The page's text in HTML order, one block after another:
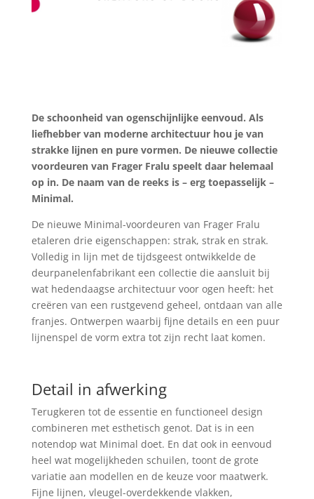
De schoonheid van ogenschijnlijke eenvoud. Als
liefhebber van moderne architectuur hou je van
strakke lijnen en pure vormen. De nieuwe collectie
voordeuren van Frager Fralu speelt daar helemaal
op in. De naam van de reeks is ­– erg toepasselijk –
Minimal.
De nieuwe Minimal-voordeuren van Frager Fralu
etaleren drie eigenschappen: strak, strak en strak.
Volledig in lijn met de tijdsgeest ontwikkelde de
deurpanelenfabrikant een collectie die aansluit bij
wat hedendaagse architectuur voor ogen heeft: het
creëren van een rustgevend geheel, ontdaan van alle
franjes. Ontwerpen waarbij fijne details en een puur
lijnenspel de vorm extra tot zijn recht laat komen.
Detail in afwerking
Terugkeren tot de essentie en functioneel design
combineren met esthetisch genot. Dat is in een
notendop wat Minimal doet. En dat ook in eenvoud
heel wat mogelijkheden schuilen, toont de grote
variatie aan modellen en de keuze voor maatwerk.
Fijne lijnen, vleugel-overdekkende vlakken,